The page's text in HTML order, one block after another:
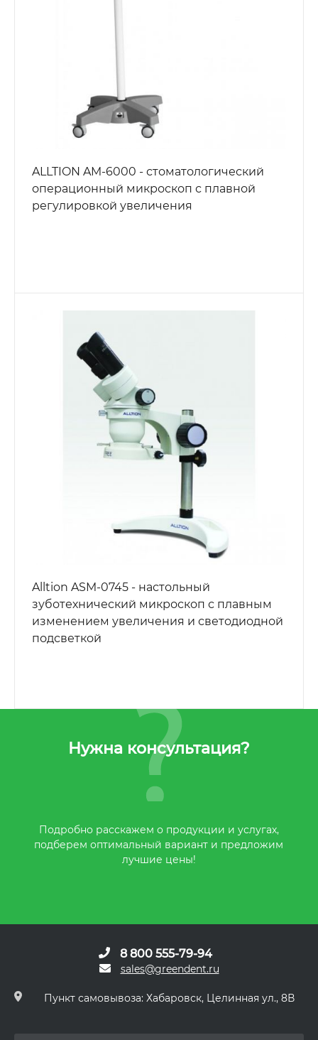
ALLTION AM-6000 - стоматологический
операционный микроскоп с плавной
регулировкой увеличения
Alltion ASM-0745 - настольный
зуботехнический микроскоп с плавным
изменением увеличения и светодиодной
подсветкой
Нужна консультация?
Подробно расскажем о продукции и услугах,
подберем оптимальный вариант и предложим
лучшие цены!
8 800 555-79-94
sales@greendent.ru
Пункт самовывоза: Хабаровск, Целинная ул., 8В